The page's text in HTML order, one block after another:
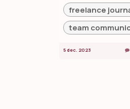
freelance
team
5 dec. 2023